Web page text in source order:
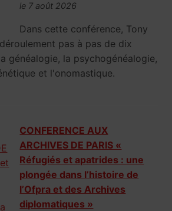
le 7 août 2026
Dans cette conférence, Tony
pas à pas de dix
généalogie, la psychogénéalogie,
et l'onomastique.
CONFERENCE AUX
ARCHIVES DE PARIS «
Réfugiés et apatrides : une
plongée dans l’histoire de
l’Ofpra et des Archives
diplomatiques »